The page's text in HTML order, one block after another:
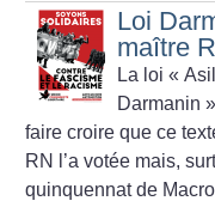
Loi
maître
La loi «
Darmanin
faire croire que ce
RN l’a votée mais,
quinquennat de